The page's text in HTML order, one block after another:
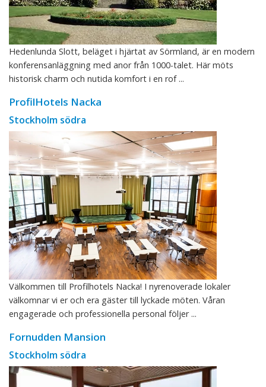
Hedenlunda Slott, beläget i hjärtat av Sörmland, är en modern
konferensanläggning med anor från 1000-talet. Här möts
historisk charm och nutida komfort i en rof ...
ProfilHotels Nacka
Stockholm södra
Välkommen till Profilhotels Nacka! I nyrenoverade lokaler
välkomnar vi er och era gäster till lyckade möten. Våran
engagerade och professionella personal följer ...
Fornudden Mansion
Stockholm södra